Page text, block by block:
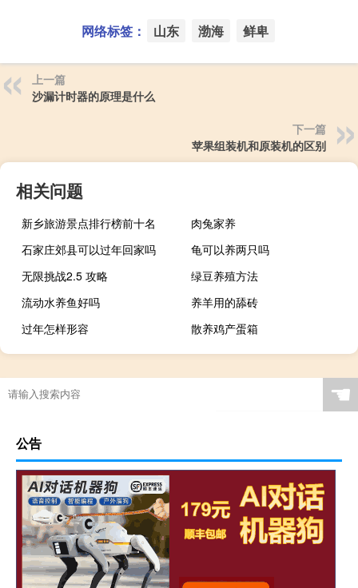
网络标签： 山东 渤海 鲜卑
上一篇
沙漏计时器的原理是什么
下一篇
苹果组装机和原装机的区别
相关问题
新乡旅游景点排行榜前十名
肉兔家养
石家庄郊县可以过年回家吗
龟可以养两只吗
无限挑战2.5 攻略
绿豆养殖方法
流动水养鱼好吗
养羊用的舔砖
过年怎样形容
散养鸡产蛋箱
☚
公告